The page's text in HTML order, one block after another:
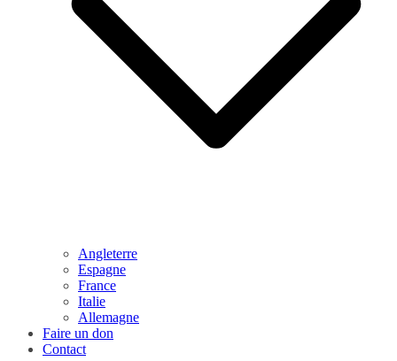
Angleterre
Espagne
France
Italie
Allemagne
Faire un don
Contact